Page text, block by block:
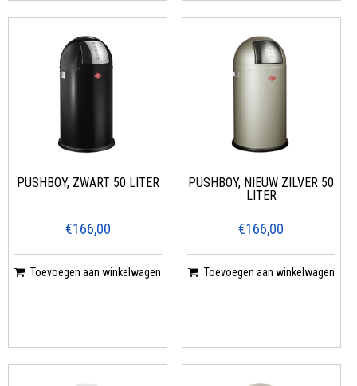
PUSHBOY, ZWART 50 LITER
€166,00
Toevoegen aan winkelwagen
PUSHBOY, NIEUW ZILVER 50
LITER
€166,00
Toevoegen aan winkelwagen